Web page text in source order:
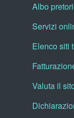
Albo
Servizi
Elenco siti
Valuta il